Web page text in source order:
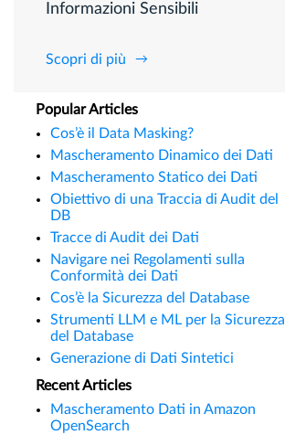
Informazioni Sensibili
Scopri di più
Popular Articles
Cos’è il Data Masking?
Mascheramento Dinamico dei Dati
Mascheramento Statico dei Dati
Obiettivo di una Traccia di Audit del
DB
Tracce di Audit dei Dati
Navigare nei Regolamenti sulla
Conformità dei Dati
Cos’è la Sicurezza del Database
Strumenti LLM e ML per la Sicurezza
del Database
Generazione di Dati Sintetici
Recent Articles
Mascheramento Dati in Amazon
OpenSearch